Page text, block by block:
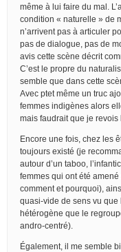
même à lui faire du mal.
condition « naturelle » de
n’arrivent pas à articuler
pas de dialogue, pas de
avis cette scène décrit
C’est le propre du
semble que dans cette
Avec ptet même un truc
femmes indigènes alors
mais faudrait que je revois
Encore une fois, chez les
toujours existé (je
autour d’un taboo,
femmes qui ont été
comment et pourquoi),
quasi-vide de sens vu
hétérogène que le
andro-centré).
Également, il me semble